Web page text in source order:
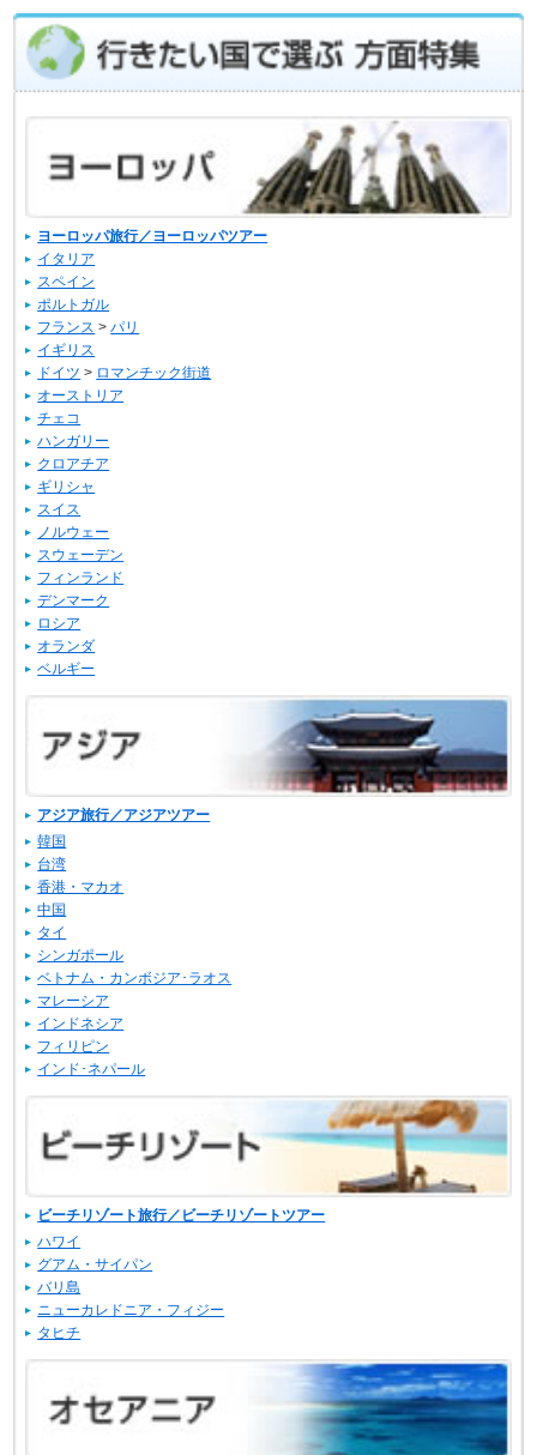
ヨーロッパ旅行／ヨーロッパツアー
イタリア
スペイン
ポルトガル
フランス >パリ
イギリス
ドイツ > ロマンチック街道
オーストリア
チェコ
ハンガリー
クロアチア
ギリシャ
スイス
ノルウェー
スウェーデン
フィンランド
デンマーク
ロシア
オランダ
ベルギー
アジア旅行／アジアツアー
韓国
台湾
香港・マカオ
中国
タイ
シンガポール
ベトナム・カンボジア･ラオス
マレーシア
インドネシア
フィリピン
インド･ネパール
ビーチリゾート旅行／ビーチリゾートツアー
ハワイ
グアム・サイパン
バリ島
ニューカレドニア・フィジー
タヒチ